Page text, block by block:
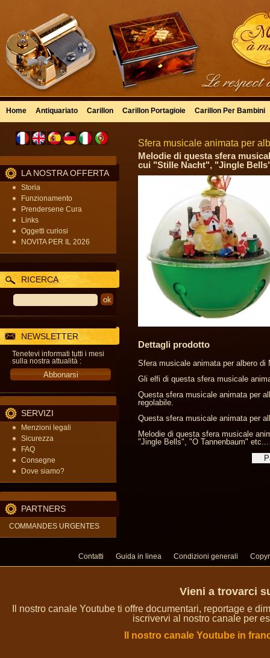
Home Antiquariato Carillon Carillon Portagioie Carillon Per Bambini
LA NOSTRA OFFERTA
Storia
Funzionamento
Prendersene Cura
Links
Oggetti curiosi
NOVITA PER IL 2026
RICERCA
NEWSLETTER
Tenetevi informati tutti i mesi
sulla nostra attualità :
SERVIZI
Menzioni legali
Sicurezza
FAQ
Consegne
Dove siamo?
PARTNERS
COMMANDES URGENTES
Sfera musicale animata per
Melodie di questa sfera
cui "Stille Nacht", "Jingle
Dettagli prodotto
Sfera musicale animata per albero
Gli elfi di questa sfera musicale
Questa sfera musicale animata per
regolabile.
Questa sfera musicale animata per
Melodie di questa sfera musicale
"Jingle Bells", "O Tannenbaum" etc...
Contatti Guida in linea Condizioni generali
Vieni a trovarci
Il nostro canale Youtube ti offre documentari, reportage e
iscrivervi al nostro canale per
Il nostro canale Youtube in